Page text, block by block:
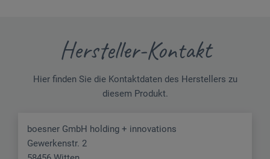
Hersteller-Kontakt
Hier finden Sie die Kontaktdaten des Herstellers zu
diesem Produkt.
boesner GmbH holding + innovations
Gewerkenstr. 2